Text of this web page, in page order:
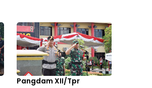
Pangdam XII/Tpr